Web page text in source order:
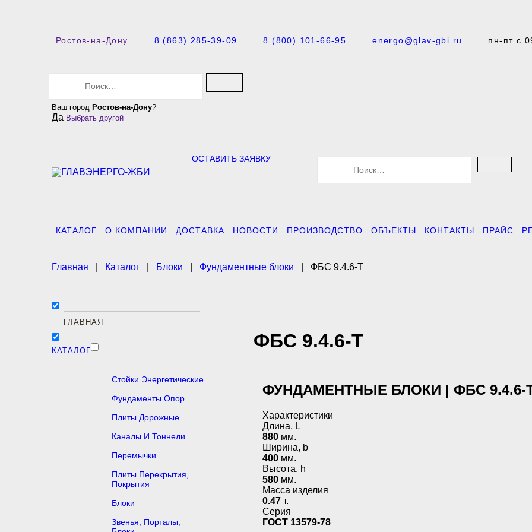
Ростов-на-Дону 8 (863) 285-39-09 8 (800) 101-66-95 energo@glav-gbi.ru пн-пт с
c
Ваш город Ростов-на-Дону?
Да Выбрать другой
ОСТАВИТЬ ЗАЯВКУ
f
o
КАТАЛОГ О КОМПАНИИ ДОСТАВКА НОВОСТИ ПРОИЗВОДСТВО ОБЪЕКТЫ КОНТАКТЫ ПРАЙС
Главная Каталог Блоки Фундаментные блоки ФБС 9.4.6-Т
ФБС 9.4.6-Т
ФУНДАМЕНТНЫЕ БЛОКИ | ФБС 9.4.6-
Характеристики
Длина, L
880 мм.
Ширина, b
400 мм.
Высота, h
580 мм.
Масса изделия
0.47 т.
Серия
ГОСТ 13579-78
ГЛАВНАЯ
КАТАЛОГ
Стойки Энергетические
Фундаменты Опор
Плиты Дорожные
Каналы И Тоннели
Перемычки
Плиты Перекрытия,
Покрытия
Блоки
Звенья, Порталы,